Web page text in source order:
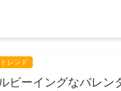
ビーイングなバレン
レンド